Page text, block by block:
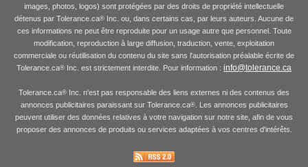
images, photos, logos) sont protégées par des droits de propriété intellectuelle
détenus par Tolerance.ca® Inc. ou, dans certains cas, par leurs auteurs. Aucune de
ces informations ne peut être reproduite pour un usage autre que personnel. Toute
modification, reproduction à large diffusion, traduction, vente, exploitation
commerciale ou réutilisation du contenu du site sans l'autorisation préalable écrite de
Tolerance.ca® Inc. est strictement interdite. Pour information : info@tolerance.ca
Tolerance.ca® Inc. n'est pas responsable des liens externes ni des contenus des
annonces publicitaires paraissant sur Tolerance.ca®. Les annonces publicitaires
peuvent utiliser des données relatives à votre navigation sur notre site, afin de vous
proposer des annonces de produits ou services adaptées à vos centres d'intérêts.